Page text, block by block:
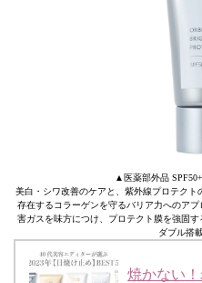
▲医薬部外品
美白・シワ改善のケアと、紫外線プロテク
存在するコラーゲンを守るバリア力へのア
害ガスを味方につけ、プロテクト膜を強固
ダブル搭
焼かない